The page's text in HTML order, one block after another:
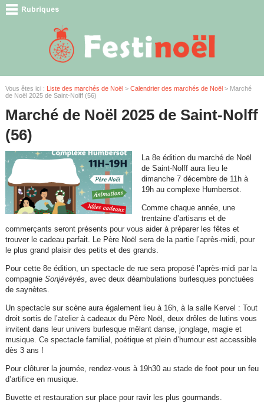
Vous êtes ici : Liste des marchés de Noël> Calendrier des marchés de Noël> Marché
de Noël 2025 de Saint-Nolff (56)
Marché de Noël 2025 de Saint-Nolff
(56)
La 8e édition du marché de Noël
de Saint-Nolff aura lieu le
dimanche 7 décembre de 11h à
19h au complexe Humbersot.
Comme chaque année, une
trentaine d’artisans et de
commerçants seront présents pour vous aider à préparer les fêtes et
trouver le cadeau parfait. Le Père Noël sera de la partie l’après-midi, pour
le plus grand plaisir des petits et des grands.
Pour cette 8e édition, un spectacle de rue sera proposé l’après-midi par la
compagnie Sonjévéyés , avec deux déambulations burlesques ponctuées
de saynètes.
Un spectacle sur scène aura également lieu à 16h, à la salle Kervel : Tout
droit sortis de l’atelier à cadeaux du Père Noël, deux drôles de lutins vous
invitent dans leur univers burlesque mêlant danse, jonglage, magie et
musique. Ce spectacle familial, poétique et plein d’humour est accessible
dès 3 ans !
Pour clôturer la journée, rendez-vous à 19h30 au stade de foot pour un feu
d’artifice en musique.
Buvette et restauration sur place pour ravir les plus gourmands.